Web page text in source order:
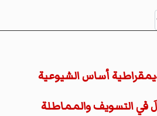
أساس الشيوعية
في التسويف والمماطلة